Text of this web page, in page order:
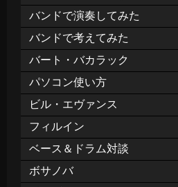
バンドで演奏してみた
バンドで考えてみた
バート・バカラック
パソコン使い方
ビル・エヴァンス
フィルイン
ベース＆ドラム対談
ボサノバ